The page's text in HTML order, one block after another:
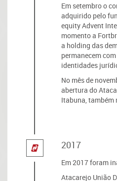
Em setembro o
adquirido pelo
equity Advent
momento a
a holding das
permanecem
identidades
No mês de
abertura do
Itabuna, também
2017
Em 2017 foram
Atacarejo União